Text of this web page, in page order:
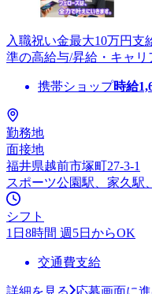
入職祝い金最大10万円支
準の高給与/昇給・キャ
携帯ショップ時給
勤務地
面接地
福井県越前市塚町27-3-1
スポーツ公園駅、家久駅
シフト
1日8時間 週5日からOK
交通費支給
詳細を見る
応募画面に